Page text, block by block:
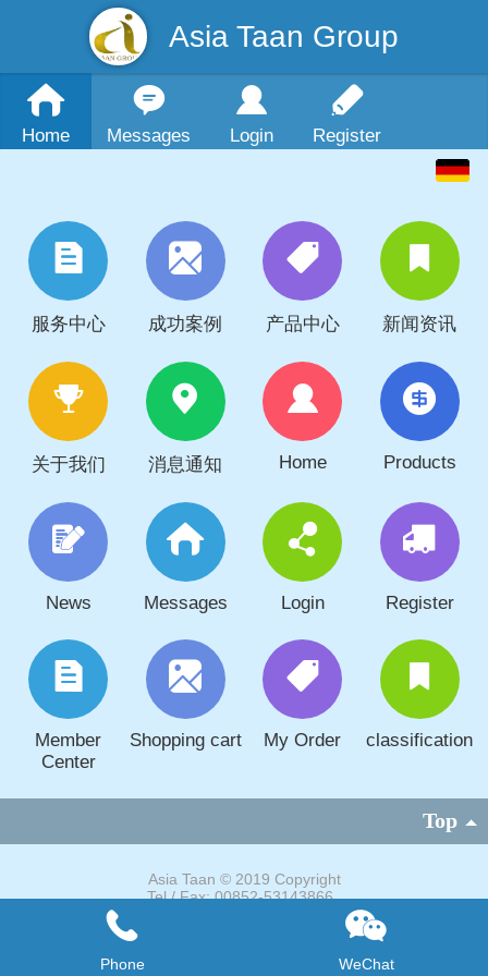
Asia Taan Group
Home Messages Login Register
服务中心 成功案例 产品中心 新闻资讯
关于我们 消息通知 Home Products
News Messages Login Register
Member
Center
Shopping cart My Order classification
Top
Asia Taan © 2019 Copyright
Tel / Fax: 00852-53143866
E-mail: sales@taangroup.com
Website: www.taangroup.com
Phone WeChat